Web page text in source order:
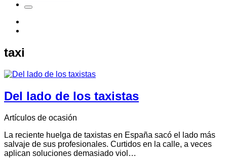
taxi
Del lado de los taxistas
Artículos de ocasión
La reciente huelga de taxistas en España sacó el lado más
salvaje de sus profesionales. Curtidos en la calle, a veces
aplican soluciones demasiado viol…